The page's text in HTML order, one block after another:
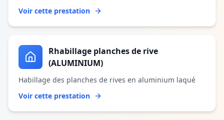
Voir cette prestation
Rhabillage planches de rive
(ALUMINIUM)
Habillage des planches de rives en aluminium laqué
Voir cette prestation